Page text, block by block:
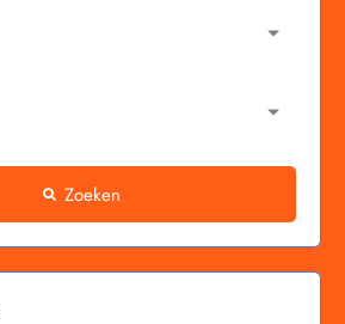
Zoeken